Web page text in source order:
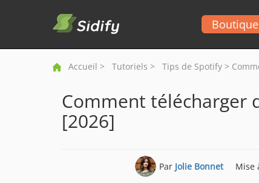
Boutique
Accueil > Tutoriels > Tips de Spotify >
Comment télécharger
[2026]
Par Jolie Bonnet Mise